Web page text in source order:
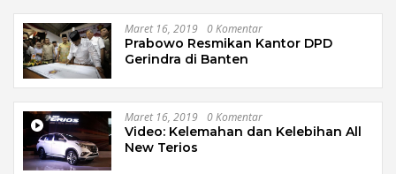
Maret 16, 2019 0 Komentar
Prabowo Resmikan Kantor DPD
Gerindra di Banten
Maret 16, 2019 0 Komentar
Video: Kelemahan dan Kelebihan All
New Terios